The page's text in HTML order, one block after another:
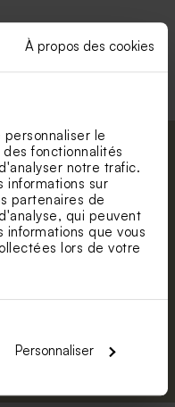
À propos des cookies
le
fonctionnalités
notre trafic.
informations sur
partenaires de
qui peuvent
que vous
lors de votre
Personnaliser
dinosaure
et restez
de 5%